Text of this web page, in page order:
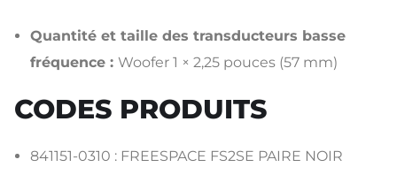
Quantité et taille des transducteurs basse
fréquence : Woofer 1 × 2,25 pouces (57 mm)
CODES PRODUITS
841151-0310 : FREESPACE FS2SE PAIRE NOIR